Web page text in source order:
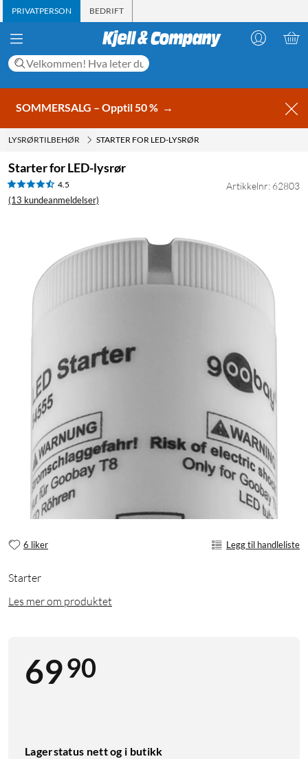
PRIVATPERSON BEDRIFT
SOMMERSALG – Opptil 50 % →
LYSRØRTILBEHØR STARTER FOR LED-LYSRØR
Starter for LED-lysrør
4.5
(13 kundeanmeldelser)
Artikkelnr: 62803
6 liker Legg til handleliste
Starter
Les mer om produktet
6990
Lagerstatus nett og i butikk